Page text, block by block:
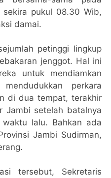
pukul 08.30 Wib,
damai.
petinggi lingkup
jenggot. Hal ini
untuk mendiamkan
perkara
di dua tempat, terakhir
Jambi setelah batalnya
lalu. Bahkan ada
Jambi Sudirman,
tersebut, Sekretaris